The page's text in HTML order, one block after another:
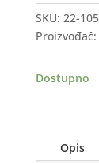
>,
AUDI
A2,
ŠKODA
FABIA
SKU: 22-
Proizvođač:
Dostupno
Opis